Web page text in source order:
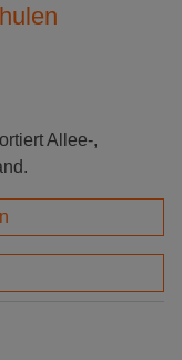
Allee-,